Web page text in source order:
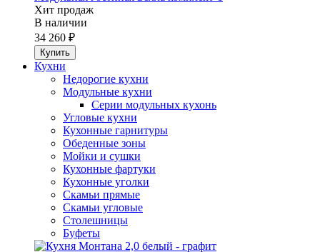
Хит продаж
В наличии
34 260 ₽
Кухни
Недорогие кухни
Модульные кухни
Серии модульных кухонь
Угловые кухни
Кухонные гарнитуры
Обеденные зоны
Мойки и сушки
Кухонные фартуки
Кухонные уголки
Скамьи прямые
Скамьи угловые
Столешницы
Буфеты